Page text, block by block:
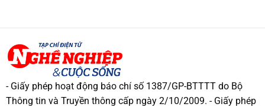
- Giấy phép hoạt động báo chí số 1387/GP-BTTTT do Bộ
Thông tin và Truyền thông cấp ngày 2/10/2009. - Giấy phép